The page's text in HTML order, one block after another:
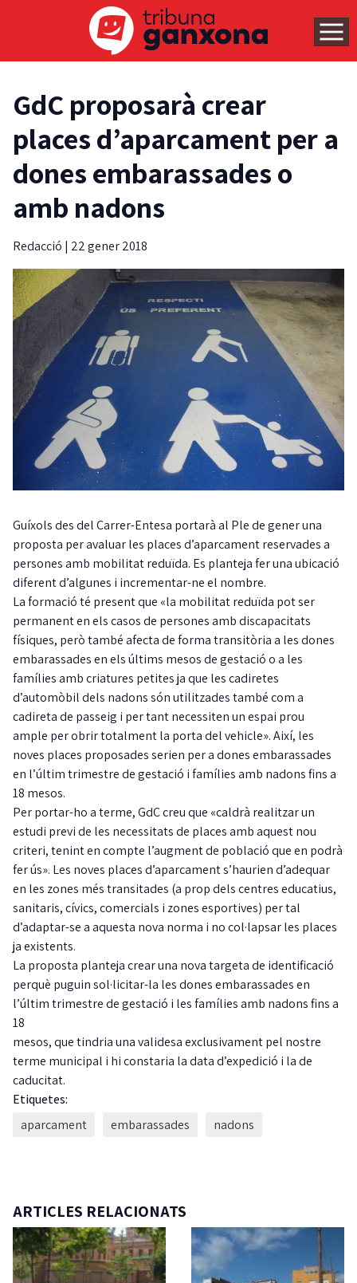
GdC proposarà crear
places d’aparcament per a
dones embarassades o
amb nadons
Redacció | 22 gener 2018
Guíxols des del Carrer-Entesa portarà al Ple de gener una
proposta per avaluar les places d’aparcament reservades a
persones amb mobilitat reduïda. Es planteja fer una ubicació
diferent d’algunes i incrementar-ne el nombre.
La formació té present que «la mobilitat reduïda pot ser
permanent en els casos de persones amb discapacitats
físiques, però també afecta de forma transitòria a les dones
embarassades en els últims mesos de gestació o a les
famílies amb criatures petites ja que les cadiretes
d’automòbil dels nadons són utilitzades també com a
cadireta de passeig i per tant necessiten un espai prou
ample per obrir totalment la porta del vehicle». Així, les
noves places proposades serien per a dones embarassades
en l’últim trimestre de gestació i famílies amb nadons fins a
18 mesos.
Per portar-ho a terme, GdC creu que «caldrà realitzar un
estudi previ de les necessitats de places amb aquest nou
criteri, tenint en compte l’augment de població que en podrà
fer ús». Les noves places d’aparcament s’haurien d’adequar
en les zones més transitades (a prop dels centres educatius,
sanitaris, cívics, comercials i zones esportives) per tal
d’adaptar-se a aquesta nova norma i no col·lapsar les places
ja existents.
La proposta planteja crear una nova targeta de identificació
perquè puguin sol·licitar-la les dones embarassades en
l’últim trimestre de gestació i les famílies amb nadons fins a
18
mesos, que tindria una validesa exclusivament pel nostre
terme municipal i hi constaria la data d’expedició i la de
caducitat.
Etiquetes:
aparcament
embarassades nadons
ARTICLES RELACIONATS